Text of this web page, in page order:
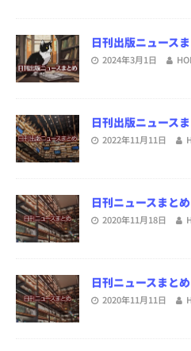
日刊出版ニュース
2024年3月1日
日刊出版ニュース
2022年11月11日
日刊ニュースまと
2020年11月18日
日刊ニュースまと
2020年11月11日